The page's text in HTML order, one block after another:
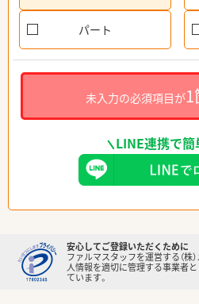
パート
未入力の必須項目が1
LINE連携で簡
安心してご登録いただくために
ファルマスタッフを運営する（株
人情報を適切に管理する事業者
ています。